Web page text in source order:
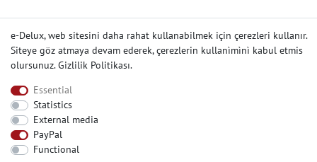
e-Delux, web sitesini daha rahat kullanabilmek için çerezleri kullanır.
Siteye göz atmaya devam ederek, çerezlerin kullanìmìnì kabul etmis
olursunuz.Gizlilik Politikası.
Essential
Statistics
External media
PayPal
Functional